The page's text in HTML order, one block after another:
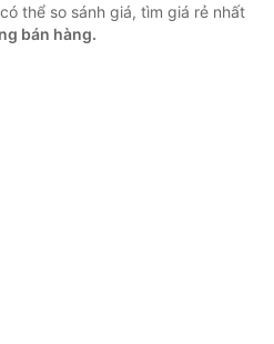
thể so sánh giá, tìm giá rẻ nhất
bán hàng.